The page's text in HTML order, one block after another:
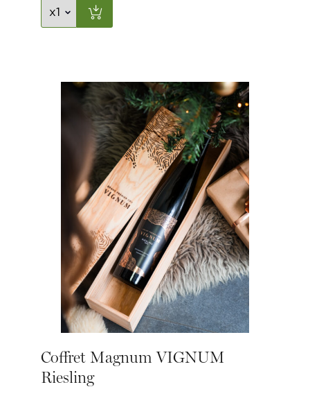
Coffret Magnum VIGNUM
Riesling